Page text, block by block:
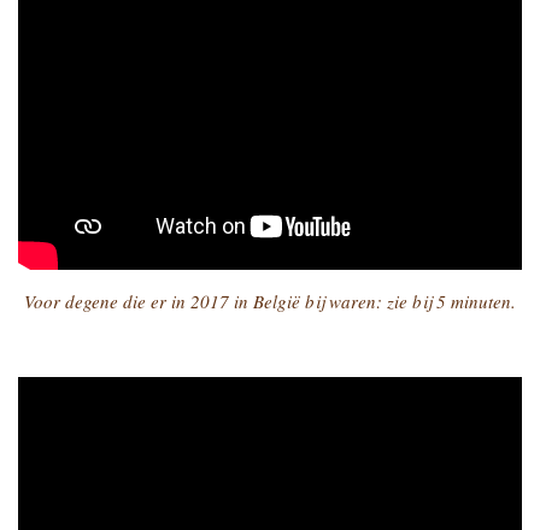
Voor degene die er in 2017 in België bij waren: zie bij 5 minuten.